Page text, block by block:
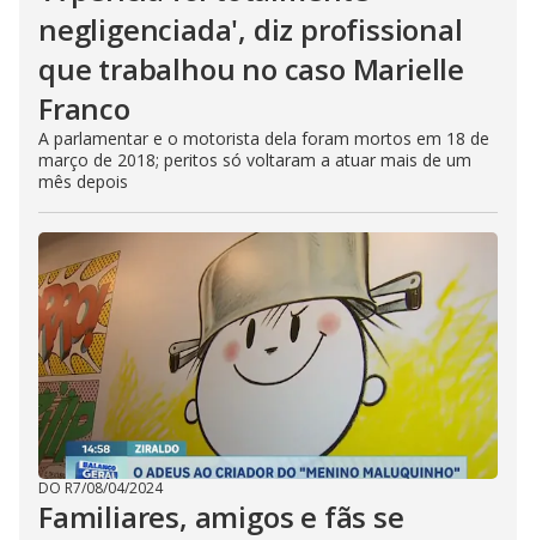
negligenciada', diz profissional
que trabalhou no caso Marielle
Franco
A parlamentar e o motorista dela foram mortos em 18 de
março de 2018; peritos só voltaram a atuar mais de um
mês depois
DO R7/08/04/2024
Familiares, amigos e fãs se